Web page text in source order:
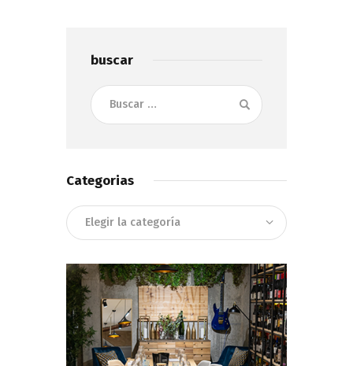
buscar
Buscar:
Categorias
Categorias